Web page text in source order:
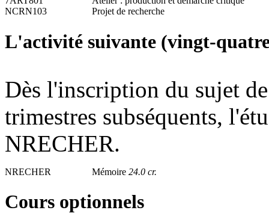
NCRN103
Projet de recherche
L'activité suivante (vingt-
Dès l'inscription du sujet
trimestres subséquents,
NRECHER.
NRECHER Mémoire 24.0 cr.
Cours optionnels